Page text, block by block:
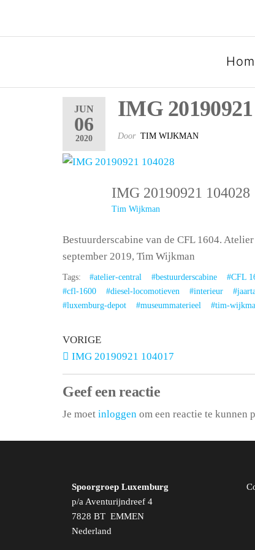
SPOORGROEP
JUN
06
2020
IMG
Door TIM WIJKMAN
IMG 20190921 104028
Tim Wijkman
Bestuurderscabine van de CFL 1604.
september 2019, Tim Wijkman
Tags: #atelier-central #bestuurderscabine
#CFL
#cfl-1600
#diesel-locomotieven #interieur
#luxemburg-depot
#museummaterieel #tim-
VORIGE
IMG 20190921 104017
Geef een reactie
Je moet inloggen om een reactie te kunnen
Spoorgroep Luxemburg
p/a Aventurijndreef 4
7828 BT EMMEN
Nederland